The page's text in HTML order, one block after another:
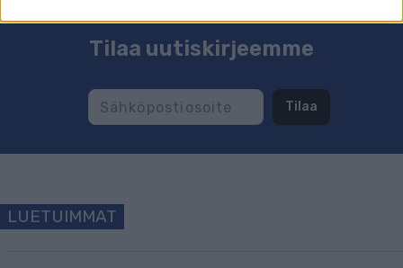
Tilaa uutiskirjeemme
Tilaa
LUETUIMMAT